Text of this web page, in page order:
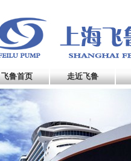
飞鲁首页 走近飞鲁